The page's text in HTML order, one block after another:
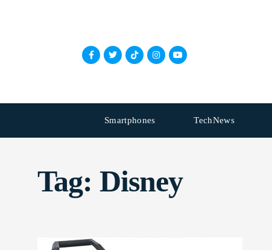
Smartphones TechNews
Tag: Disney